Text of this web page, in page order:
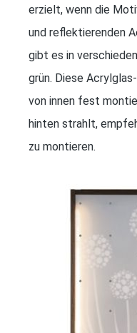
erzielt, wenn die
und reflektierenden
gibt es in
grün. Diese
von innen fest
hinten strahlt,
zu montieren.